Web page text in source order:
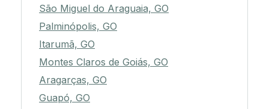
São Miguel do Araguaia, GO
Palminópolis, GO
Itarumã, GO
Montes Claros de Goiás, GO
Aragarças, GO
Guapó, GO